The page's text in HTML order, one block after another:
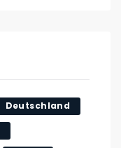
Deutschland